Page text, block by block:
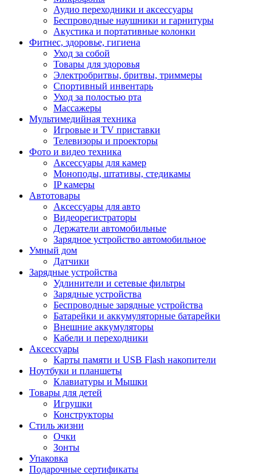
Аудио переходники и аксессуары
Беспроводные наушники и гарнитуры
Акустика и портативные колонки
Фитнес, здоровье, гигиена
Уход за собой
Товары для здоровья
Электробритвы, бритвы, триммеры
Спортивный инвентарь
Уход за полостью рта
Массажеры
Мультимедийная техника
Игровые и TV приставки
Телевизоры и проекторы
Фото и видео техника
Аксессуары для камер
Моноподы, штативы, стедикамы
IP камеры
Автотовары
Аксессуары для авто
Видеорегистраторы
Держатели автомобильные
Зарядное устройство автомобильное
Умный дом
Датчики
Зарядные устройства
Удлинители и сетевые фильтры
Зарядные устройства
Беспроводные зарядные устройства
Батарейки и аккумуляторные батарейки
Внешние аккумуляторы
Кабели и переходники
Аксессуары
Карты памяти и USB Flash накопители
Ноутбуки и планшеты
Клавиатуры и Мышки
Товары для детей
Игрушки
Конструкторы
Стиль жизни
Очки
Зонты
Упаковка
Подарочные сертификаты